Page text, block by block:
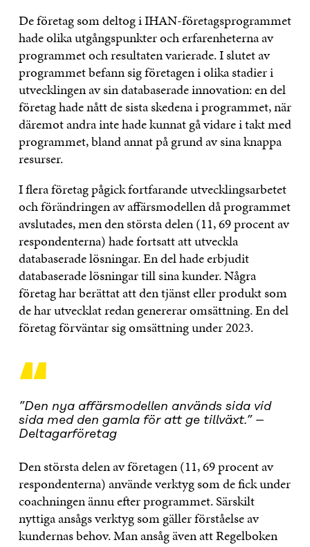
De företag som deltog i IHAN-företagsprogrammet
hade olika utgångspunkter och erfarenheterna av
programmet och resultaten varierade. I slutet av
programmet befann sig företagen i olika stadier i
utvecklingen av sin databaserade innovation: en del
företag hade nått de sista skedena i programmet, när
däremot andra inte hade kunnat gå vidare i takt med
programmet, bland annat på grund av sina knappa
resurser.
I flera företag pågick fortfarande utvecklingsarbetet
och förändringen av affärsmodellen då programmet
avslutades, men den största delen (11, 69 procent av
respondenterna) hade fortsatt att utveckla
databaserade lösningar. En del hade erbjudit
databaserade lösningar till sina kunder. Några
företag har berättat att den tjänst eller produkt som
de har utvecklat redan genererar omsättning. En del
företag förväntar sig omsättning under 2023.
“
”Den nya affärsmodellen används sida vid
sida med den gamla för att ge tillväxt.” –
Deltagarföretag
Den största delen av företagen (11, 69 procent av
respondenterna) använde verktyg som de fick under
coachningen ännu efter programmet. Särskilt
nyttiga ansågs verktyg som gäller förståelse av
kundernas behov. Man ansåg även att Regelboken